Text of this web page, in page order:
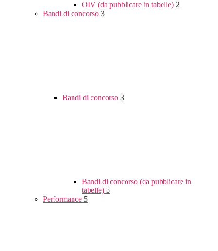
OIV (da pubblicare in tabelle) 2
Bandi di concorso 3
Bandi di concorso 3
Bandi di concorso (da pubblicare in
tabelle) 3
Performance 5